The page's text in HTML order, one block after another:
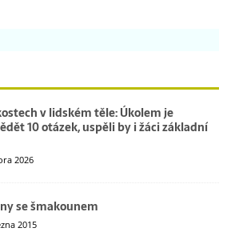
v lidském těle: Úkolem je
10 otázek, uspěli by i žáci základní
2026
se šmakounem
2015